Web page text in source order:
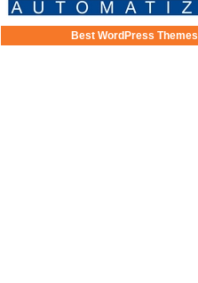
Best WordPress Themes